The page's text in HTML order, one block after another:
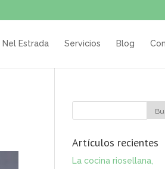
Nel Estrada Servicios Blog
Artículos recientes
La cocina riosellana,